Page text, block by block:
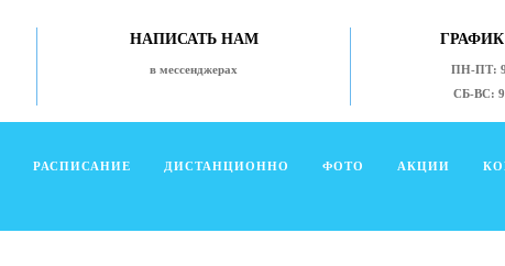
НАПИСАТЬ НАМ
в мессенджерах
ПН-ПТ:
СБ-ВС:
РАСПИСАНИЕ ДИСТАНЦИОННО ФОТО АКЦИИ